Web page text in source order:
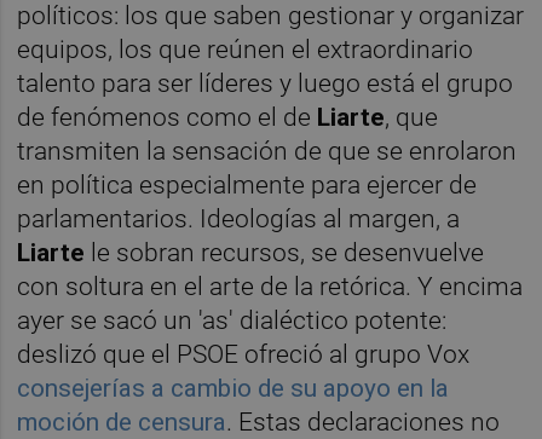
políticos: los que saben gestionar y organizar
equipos, los que reúnen el extraordinario
talento para ser líderes y luego está el grupo
de fenómenos como el de Liarte, que
transmiten la sensación de que se enrolaron
en política especialmente para ejercer de
parlamentarios. Ideologías al margen, a
Liarte le sobran recursos, se desenvuelve
con soltura en el arte de la retórica. Y encima
ayer se sacó un 'as' dialéctico potente:
deslizó que el PSOE ofreció al grupo Vox
consejerías a cambio de su apoyo en la
moción de censura. Estas declaraciones no